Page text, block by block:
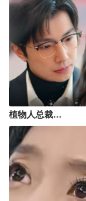
植物人总裁老公喜当爹(豪门替嫁：植物人老公宠上瘾)